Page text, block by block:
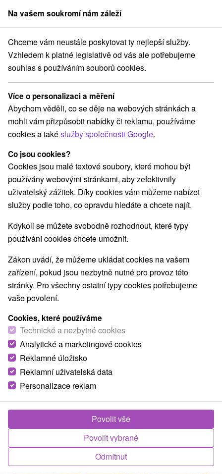
člen skupinySorger
Hotely na Slovensku Hotely s bazénem
Hotely s bazénem
Kategorie
Všechny kategorie
Hotely na Slovensku (277)
Hotely s bazénem(98)
Wellness hotely na Slovensku
Hotely na Slovensku pro rodiny s dětmi(72)
Historické hotely (15) Hotely s termálním bazénem
Vyberte lokalitu nebo termín
Nejprodávanější
od
1.
Křídlo Grand, Splendid Ensana Health Spa
Hotel★★★
Lázně Piešťany - sleva až do 25 % na termíny
do 27.2.2027
Splendid Ensana Health Spa Hotel, křídlo Grand
*** je součástí hotelového komplexu Splendid
Ensana Health Spa Hotel a nachází se přímo na...
Na vašem soukromí nám záleží
Chceme vám neustále poskytovat ty nejlepší služby.
Vzhledem k platné legislativě od vás ale potřebujeme
souhlas s používáním souborů cookies.
Více o personalizaci a měření
Abychom věděli, co se děje na webových stránkách a
mohli vám přizpůsobit nabídky či reklamu, používáme
cookies a takéslužby společnosti Google.
Co jsou cookies?
Cookies jsou malé textové soubory, které mohou být
používány webovými stránkami, aby zefektivnily
uživatelský zážitek. Díky cookies vám můžeme nabízet
služby podle toho, co opravdu hledáte a chcete najít.
Kdykoli se můžete svobodně rozhodnout, které typy
používání cookies chcete umožnit.
Zákon uvádí, že můžeme ukládat cookies na vašem
zařízení, pokud jsou nezbytně nutné pro provoz této
stránky. Pro všechny ostatní typy cookies potřebujeme
vaše povolení.
Cookies, které používáme
Technické a nezbytné cookies
Analytické a marketingové cookies
Reklamné úložisko
Reklamní uživatelská data
Personalizace reklam
Odmítnut
Povolit vybrané
Povolit vše